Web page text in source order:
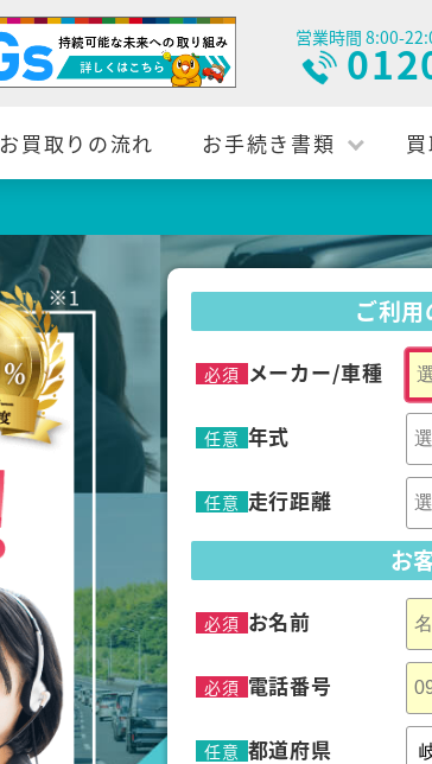
営業時間 8:00-
お買取りの流れ お手続き書類
ご利
必須 メーカー/車種
任意 年式
任意 走行距離
お
必須 お名前
必須 電話番号
任意 都道府県